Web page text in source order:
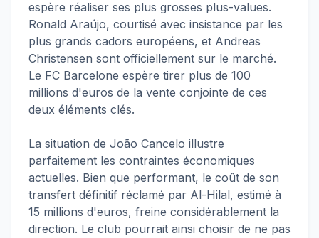
espère réaliser ses plus grosses plus-values.
Ronald Araújo, courtisé avec insistance par les
plus grands cadors européens, et Andreas
Christensen sont officiellement sur le marché.
Le FC Barcelone espère tirer plus de 100
millions d'euros de la vente conjointe de ces
deux éléments clés.
La situation de João Cancelo illustre
parfaitement les contraintes économiques
actuelles. Bien que performant, le coût de son
transfert définitif réclamé par Al-Hilal, estimé à
15 millions d'euros, freine considérablement la
direction. Le club pourrait ainsi choisir de ne pas